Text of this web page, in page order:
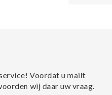
Voordat u mailt
wij daar uw vraag.